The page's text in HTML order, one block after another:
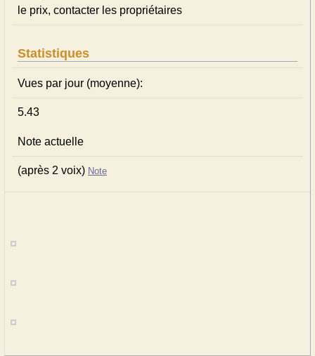
le prix, contacter les propriétaires
Statistiques
Vues par jour (moyenne):
5.43
Note actuelle
(après 2 voix) Note